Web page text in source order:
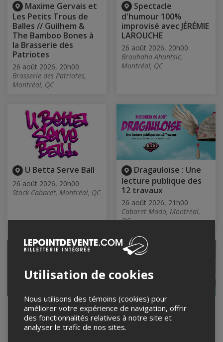
Maxime Gervais et
Les Petits Trous de
Balles // Guilhem &
The Bamboo Bones à
la Brasserie des
Patriotes
26 août 2026, 20h00
Brasserie des Patriotes,
Montréal, QC
Spectacle
d'humour 100%
improvisé avec JÉRÉMIE
LAROUCHE
26 août 2026, 20h00
Brouhaha Ahuntsic,
Montréal, QC
U Betta Serve Ball
26 août 2026, 20h00
Stock Cabaret, Montréal, QC
Dragauloise : Une
lecture publique des
12 travaux
26 août 2026, 21h00
Cabaret Mado, Montreal,
QC
Sam Krüger + Invité
Spécial @ Quai Des
Brumes
Down2Techno:
Aurelie Schleger,
Marciana, Zeno
Utilisation de cookies
Nous utilisons des témoins (cookies) pour
améliorer votre expérience de navigation, offrir
des fonctionnalités relatives à notre site et
analyser le trafic de nos sites.